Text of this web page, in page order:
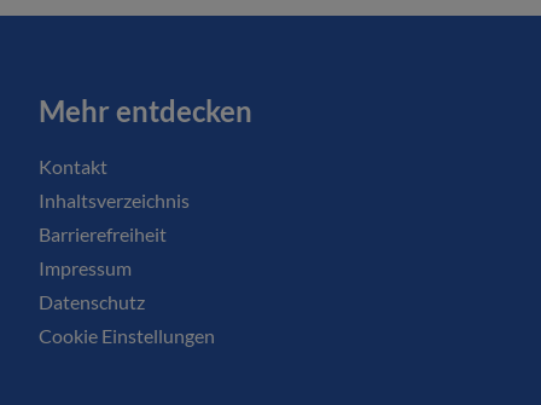
Mehr entdecken
Kontakt
Inhaltsverzeichnis
Barrierefreiheit
Impressum
Datenschutz
Cookie Einstellungen